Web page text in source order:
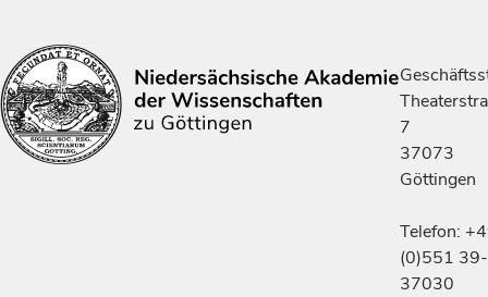
7
37073
Göttingen
Telefon:
(0)551 39-
37030